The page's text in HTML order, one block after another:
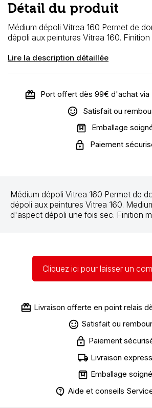
Détail du produit
Médium dépoli Vitrea 160 Permet de
dépoli aux peintures Vitrea 160. Finition
Lire la description détaillée
Port offert dès 99€ d'achat via
Satisfait ou
Emballage
Paiement
Médium dépoli Vitrea 160 Permet de
dépoli aux peintures Vitrea 160.
d'aspect dépoli une fois sec. Finition
Cliquez ici pour laisser un
Livraison offerte en point relais
Satisfait ou
Paiement
Livraison express
Emballage soigné
Aide et conseils